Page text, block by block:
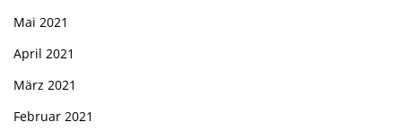
Mai 2021
April 2021
März 2021
Februar 2021